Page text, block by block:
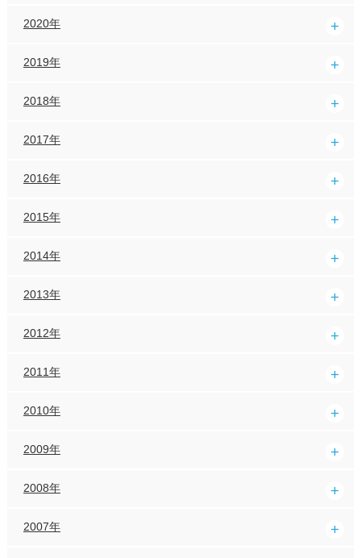
2020年
2019年
2018年
2017年
2016年
2015年
2014年
2013年
2012年
2011年
2010年
2009年
2008年
2007年